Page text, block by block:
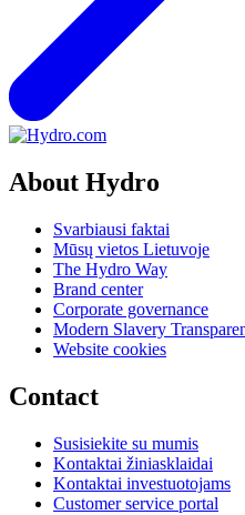
About Hydro
Svarbiausi faktai
Mūsų vietos Lietuvoje
The Hydro Way
Brand center
Corporate governance
Modern Slavery
Website cookies
Contact
Susisiekite su mumis
Kontaktai žiniasklaidai
Kontaktai investuotojams
Customer service portal